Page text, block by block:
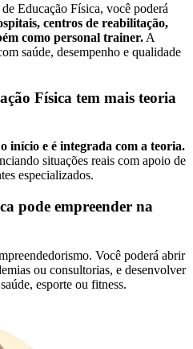
Educação Física, você poderá
centros de reabilitação,
como personal trainer. A
saúde, desempenho e qualidade
Física tem mais teoria
início e é integrada com a teoria.
situações reais com apoio de
especializados.
pode empreender na
Você poderá abrir
ou consultorias, e desenvolver
esporte ou fitness.